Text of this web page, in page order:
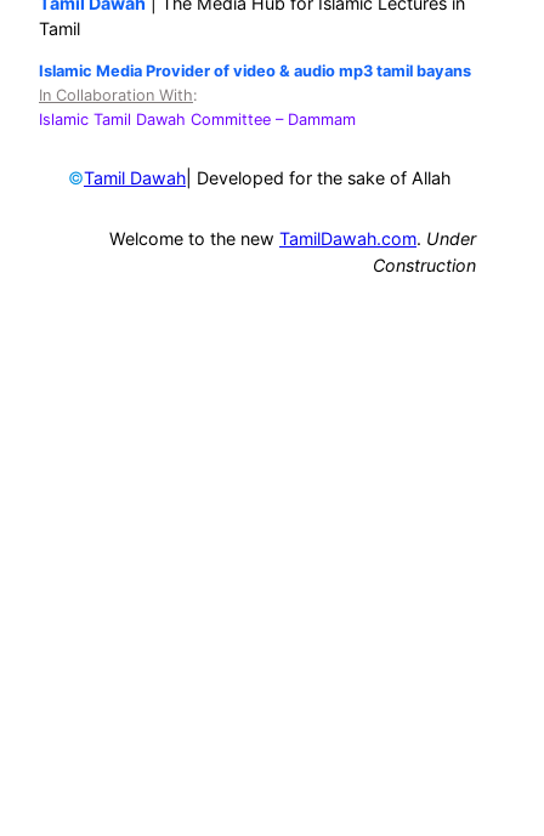
Tamil
Islamic Media Provider of video & audio mp3 tamil bayans
In Collaboration With:
Islamic Tamil Dawah Committee – Dammam
©Tamil Dawah | Developed for the sake of Allah
Welcome to the new TamilDawah.com. Under
Construction